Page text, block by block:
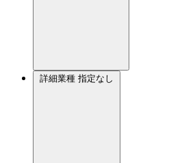
詳細業種 指定なし